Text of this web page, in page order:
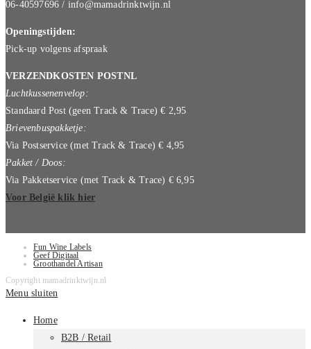
06-40597696 / info@mamadrinktwijn.nl
Openingstijden:
Pick-up volgens afspraak
VERZENDKOSTEN POSTNL
Luchtkussenenvelop:
Standaard Post (geen Track & Trace) € 2,95
Brievenbuspakketje:
Via Postservice (met Track & Trace) € 4,95
Pakket / Doos:
Via Pakketservice (met Track & Trace) € 6,95
Voor België klik hier
Fun Wine Labels
Geef Digitaal
Groothandel Artisan
Copyright mamadrinktwijn.nl
Menu sluiten
Home
B2B / Retail